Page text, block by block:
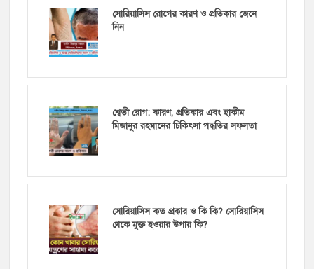
সোরিয়াসিস রোগের কারণ ও প্রতিকার জেনে
নিন
শ্বেতী রোগ: কারণ, প্রতিকার এবং হাকীম
মিজানুর রহমানের চিকিৎসা পদ্ধতির সফলতা
সোরিয়াসিস কত প্রকার ও কি কি? সোরিয়াসিস
থেকে মুক্ত হওয়ার উপায় কি?